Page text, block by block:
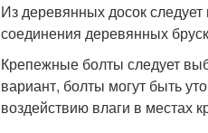
Из деревянных досок
соединения деревянных
Крепежные болты следует
вариант, болты могут быть
воздействию влаги в местах